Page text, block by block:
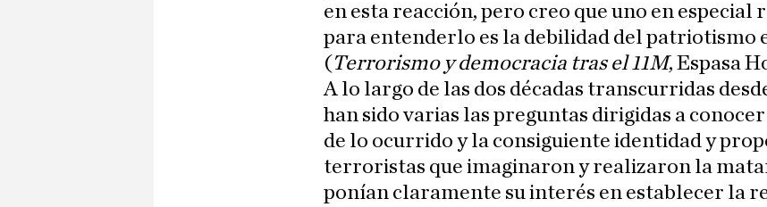
en esta reacción, pero creo que uno en especial
para entenderlo es la debilidad del patriotismo
(Terrorismo y democracia tras el 11M, Espasa
A lo largo de las dos décadas transcurridas
han sido varias las preguntas dirigidas a
de lo ocurrido y la consiguiente identidad y
terroristas que imaginaron y realizaron la
ponían claramente su interés en establecer la